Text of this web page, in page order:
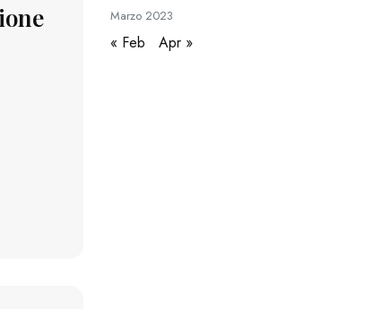
Marzo2023
« Feb Apr »